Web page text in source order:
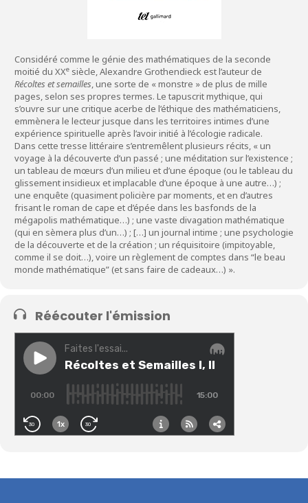
Considéré comme le génie des mathématiques de la seconde
moitié du XXe siècle, Alexandre Grothendieck est l’auteur de
Récoltes et semailles, une sorte de « monstre » de plus de mille
pages, selon ses propres termes. Le tapuscrit mythique, qui
s’ouvre sur une critique acerbe de l’éthique des mathématiciens,
emmènera le lecteur jusque dans les territoires intimes d’une
expérience spirituelle après l’avoir initié à l’écologie radicale.
Dans cette tresse littéraire s’entremêlent plusieurs récits, « un
voyage à la découverte d’un passé ; une méditation sur l’existence ;
un tableau de mœurs d’un milieu et d’une époque (ou le tableau du
glissement insidieux et implacable d’une époque à une autre…) ;
une enquête (quasiment policière par moments, et en d’autres
frisant le roman de cape et d’épée dans les basfonds de la
mégapolis mathématique…) ; une vaste divagation mathématique
(qui en sèmera plus d’un…) ; […] un journal intime ; une psychologie
de la découverte et de la création ; un réquisitoire (impitoyable,
comme il se doit…), voire un règlement de comptes dans “le beau
monde mathématique” (et sans faire de cadeaux…) ».
Réécouter l'émission